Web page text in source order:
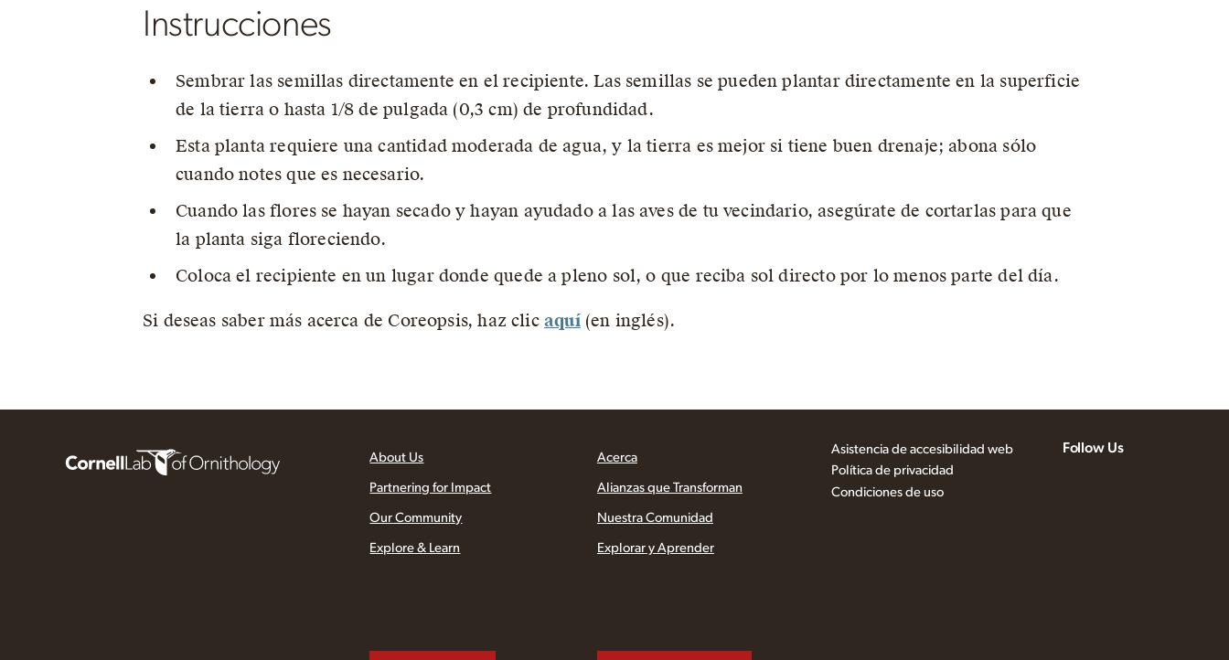
Instrucciones
Sembrar las semillas directamente en el recipiente. Las semillas se pueden plantar directamente en la superficie
de la tierra o hasta 1/8 de pulgada (0,3 cm) de profundidad.
Esta planta requiere una cantidad moderada de agua, y la tierra es mejor si tiene buen drenaje; abona sólo
cuando notes que es necesario.
Cuando las flores se hayan secado y hayan ayudado a las aves de tu vecindario, asegúrate de cortarlas para que
la planta siga floreciendo.
Coloca el recipiente en un lugar donde quede a pleno sol, o que reciba sol directo por lo menos parte del día.
Si deseas saber más acerca de Coreopsis, haz clic aquí(en inglés).
About Us
Partnering for Impact
Our Community
Explore & Learn
Acerca
Alianzas que Transforman
Nuestra Comunidad
Explorar y Aprender
Asistencia de accesibilidad web
Política de privacidad
Condiciones de uso
Follow Us